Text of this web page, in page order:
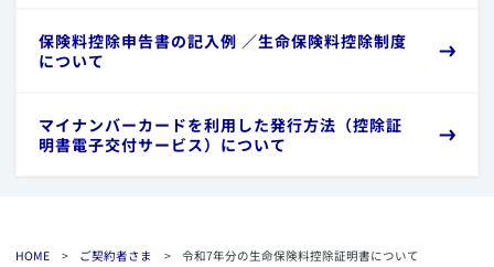
​保険料控除申告書の記入例 ／生命保険料控除制度
について
​マイナンバーカードを利用した発行方法（控除証
明書電子交付サービス）について
HOME > ご契約者さま > 令和7年分の生命保険料控除証明書について